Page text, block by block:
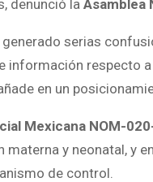
denunció la Asamblea
serias
información respecto
en un
Mexicana NOM-
y neonatal, y
de control.